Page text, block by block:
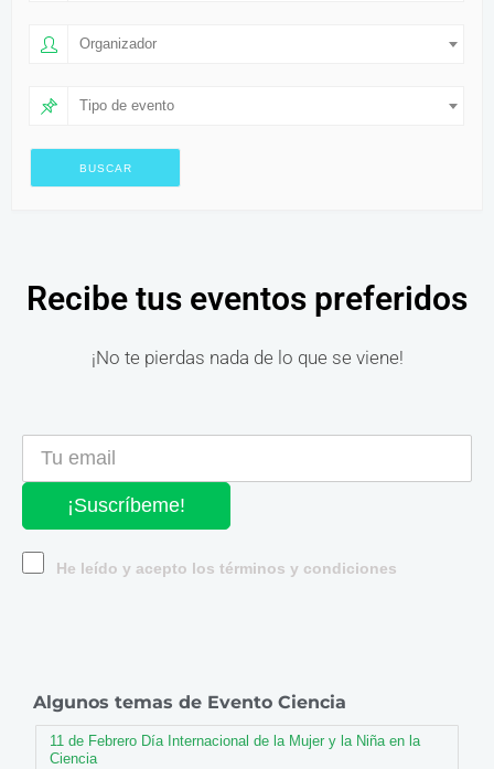
Organizador
Tipo de evento
Recibe tus eventos preferidos
¡No te pierdas nada de lo que se viene!
¡Suscríbeme!
He leído y acepto los términos y condiciones
Algunos temas de Evento Ciencia
11 de Febrero Día Internacional de la Mujer y la Niña en la
Ciencia